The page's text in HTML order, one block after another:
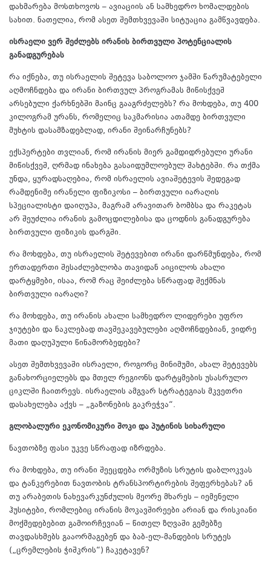
დახმარება მოსთხოვოს – ავიაციის ან სამხედრო ხომალდების
სახით. ნათელია, რომ ასეთ შემთხვევაში სიტუაცია გამწვავდება.
ისრაელი ვერ შეძლებს ირანის ბირთვული პოტენციალის
განადგურებას
რა იქნება, თუ ისრაელის შეტევა საბოლოო ჯამში წარუმატებელი
აღმოჩნდება და ირანი ბირთვულ პროგრამას მიწისქვეშ
არსებული ქარხნებში მაინც გააგრძელებს? რა მოხდება, თუ 400
კილოგრამ ურანს, რომელიც საკმარისია ათამდე ბირთვული
მუხტის დასამზადებლად, ირანი შეინარჩუნებს?
ექსპერტები თვლიან, რომ ირანის მიერ გამდიდრებული ურანი
მიწისქვეშ, ღრმად ინახება გასაიდუმლოებულ შახტებში. რა თქმა
უნდა, ყურადსაღებია, რომ ისრაელის ავიაშეტევის შედეგად
რამდენიმე ირანელი ფიზიკოსი – ბირთვული იარაღის
სპეციალისტი დაიღუპა, მაგრამ არავითარ ბომბსა და რაკეტას
არ შეუძლია ირანის გამოცდილებისა და ცოდნის განადგურება
ბირთვული ფიზიკის დარგში.
რა მოხდება, თუ ისრაელის შეტევებით ირანი დარწმუნდება, რომ
ერთადერთი შესაძლებლობა თავიდან აიცილოს ახალი
დარტყმები, ისაა, რომ რაც შეიძლება სწრაფად შექმნას
ბირთვული იარაღი?
რა მოხდება, თუ ირანის ახალი სამხედრო ლიდერები უფრო
ჯიუტები და ნაკლებად თავშეკავებულები აღმოჩნდებიან, ვიდრე
მათი დაღუპული წინამორბედები?
ასეთ შემთხვევაში ისრაელი, როგორც მინიმუმი, ახალ შეტევებს
განახორციელებს და მთელ რეგიონს დარტყმების უსასრულო
ციკლში ჩაითრევს. ისრაელის ამგვარ სტრატეგიას მკვეთრი
დასახელება აქვს – „გაზონების გაკრეჭვა“.
გლობალური ეკონომიკური შოკი და პუტინის სიხარული
ნავთობზე ფასი უკვე სწრაფად იზრდება.
რა მოხდება, თუ ირანი შეეცდება ორმუზის სრუტის დაბლოკვას
და ტანკერებით ნავთობის ტრანსპორტირების შეფერხებას? ან
თუ არაბეთის ნახევარკუნძულის მეორე მხარეს – იემენელი
ჰუსიტები, რომლებიც ირანის მოკავშირეები არიან და რისკიანი
მოქმედებებით გამოირჩევიან – წითელ ზღვაში გემებზე
თავდასხმებს გააორმაგებენ და ბაბ-ელ-მანდების სრუტეს
(„ცრემლების ჭიშკრის“) ჩაკეტავენ?